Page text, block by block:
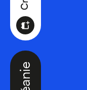
Océanie